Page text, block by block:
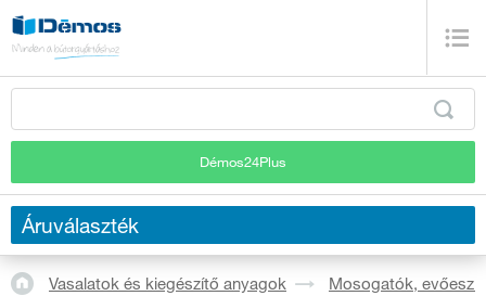
Démos24Plus
Áruválaszték
Vasalatok és kiegészítő anyagok Mosogatók,